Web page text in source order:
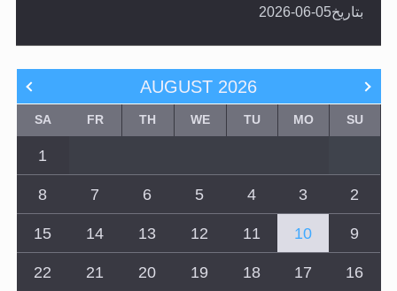
بتاريخ05-06-2026
AUGUST 2026
SU
MO
TU
WE
TH
FR
SA
1
2
3
4
5
6
7
8
9
10
11
12
13
14
15
16
17
18
19
20
21
22